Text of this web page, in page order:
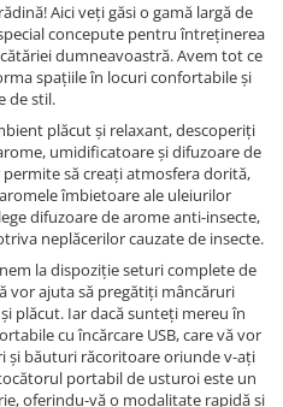
Aici veți găsi o gamă largă de
concepute pentru întreținerea
dumneavoastră. Avem tot ce
spațiile în locuri confortabile și
de stil.
plăcut și relaxant, descoperiți
umidificatoare și difuzoare de
să creați atmosfera dorită,
îmbietoare ale uleiurilor
difuzoare de arome anti-insecte,
neplăcerilor cauzate de insecte.
la dispoziție seturi complete de
vor ajuta să pregătiți mâncăruri
plăcut. Iar dacă sunteți mereu în
cu încărcare USB, care vă vor
și băuturi răcoritoare oriunde v-ați
portabil de usturoi este un
oferindu-vă o modalitate rapidă și